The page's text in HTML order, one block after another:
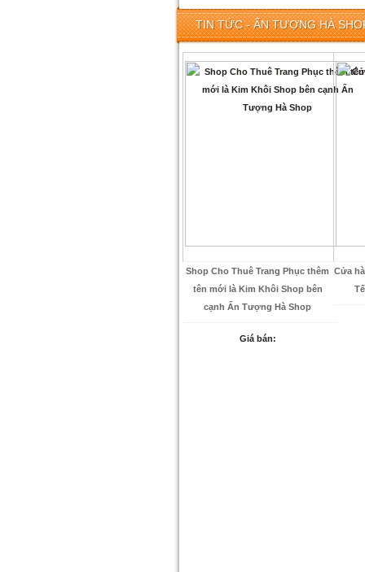
TIN TỨC - ẤN TƯỢNG HÀ
Shop Cho Thuê Trang Phục thêm
tên mới là Kim Khôi Shop bên
cạnh Ấn Tượng Hà Shop
Giá bán:
Cửa